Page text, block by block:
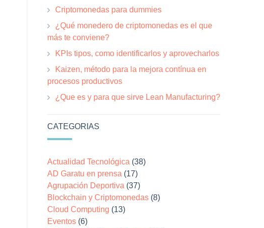
Criptomonedas para dummies
¿Qué monedero de criptomonedas es el que
más te conviene?
KPIs tipos, como identificarlos y aprovecharlos
Kaizen, método para la mejora contínua en
procesos productivos
¿Que es y para que sirve Lean Manufacturing?
CATEGORIAS
Actualidad Tecnológica (38)
AD Garatu en prensa (17)
Agrupación Deportiva (37)
Blockchain y Criptomonedas (8)
Cloud Computing (13)
Eventos (6)